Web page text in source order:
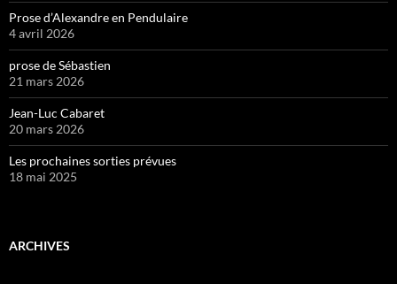
Prose d’Alexandre en Pendulaire
4 avril 2026
prose de Sébastien
21 mars 2026
Jean-Luc Cabaret
20 mars 2026
Les prochaines sorties prévues
18 mai 2025
ARCHIVES